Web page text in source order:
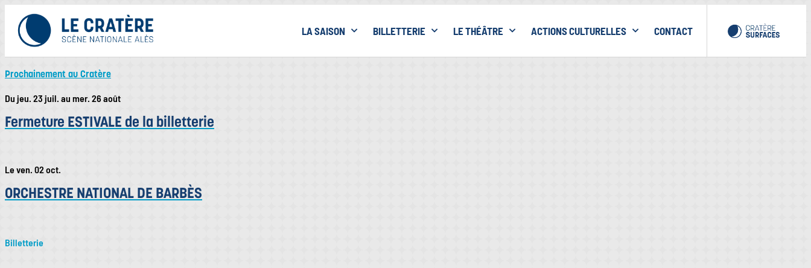
LA SAISON BILLETTERIE LE THÉÂTRE ACTIONS CULTURELLES CONTACT
Prochainement au Cratère
Du jeu. 23 juil. au mer. 26 août
Fermeture ESTIVALE de la billetterie
Le ven. 02 oct.
ORCHESTRE NATIONAL DE BARBÈS
Billetterie